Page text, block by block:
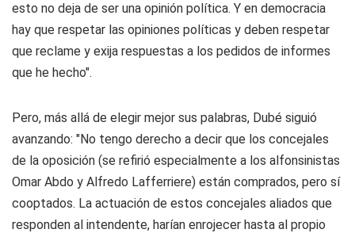
esto no deja de ser una opinión política. Y en democracia
hay que respetar las opiniones políticas y deben respetar
que reclame y exija respuestas a los pedidos de informes
que he hecho".
Pero, más allá de elegir mejor sus palabras, Dubé siguió
avanzando: "No tengo derecho a decir que los concejales
de la oposición (se refirió especialmente a los alfonsinistas
Omar Abdo y Alfredo Lafferriere) están comprados, pero sí
cooptados. La actuación de estos concejales aliados que
responden al intendente, harían enrojecer hasta al propio